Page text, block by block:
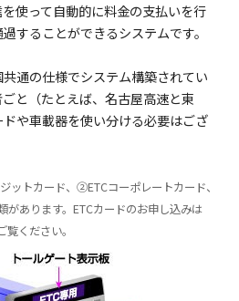
使って自動的に料金の支払いを行
することができるシステムです。
通の仕様でシステム構築されてい
と（たとえば、名古屋高速と東
や車載器を使い分ける必要はござ
トカード、②ETCコーポレートカード、
あります。ETCカードのお申し込みは
覧ください。